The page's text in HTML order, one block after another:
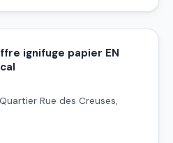
ignifuge papier EN
Rue des Creuses,